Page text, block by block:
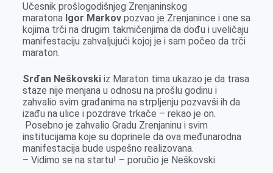
Učesnik prošlogodišnjeg Zrenjaninskog
maratonaIgor Markovpozvao je Zrenjanince i one sa
kojima trči na drugim takmičenjima da dođu i uveličaju
manifestaciju zahvaljujući kojoj je i sam počeo da trči
maraton.
Srđan Neškovskiiz Maraton tima ukazao je da trasa
staze nije menjana u odnosu na prošlu godinu i
zahvalio svim građanima na strpljenju pozvavši ih da
izađu na ulice i pozdrave trkače – rekao je on.
Posebno je zahvalio Gradu Zrenjaninu i svim
institucijama koje su doprinele da ova međunarodna
manifestacija bude uspešno realizovana.
– Vidimo se na startu! – poručio je Neškovski.